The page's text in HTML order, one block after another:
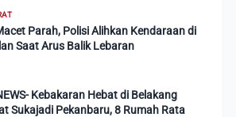
Parah, Polisi Alihkan Kendaraan di
Saat Arus Balik Lebaran
Kebakaran Hebat di Belakang
Sukajadi Pekanbaru, 8 Rumah Rata